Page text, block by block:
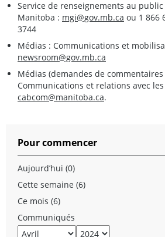
Service de renseignements au
Manitoba : mgi@gov.mb.ca ou 1 866
3744
Médias : Communications et
newsroom@gov.mb.ca
Médias (demandes de
Communications et relations avec
cabcom@manitoba.ca.
Pour commencer
Aujourd’hui (0)
Cette semaine (6)
Ce mois (6)
Communiqués